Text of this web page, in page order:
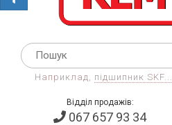
Наприклад, підшипник SKF...
Відділ продажів:
067 657 93 34